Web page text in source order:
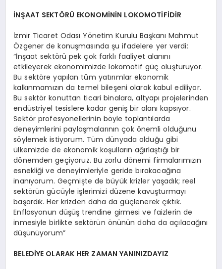
İNŞAAT SEKTÖRÜ EKONOMİNİN LOKOMOTİFİDİR
İzmir Ticaret Odası Yönetim Kurulu Başkanı Mahmut
Özgener de konuşmasında şu ifadelere yer verdi:
“İnşaat sektörü pek çok farklı faaliyet alanını
etkileyerek ekonomimizde lokomotif güç oluşturuyor.
Bu sektöre yapılan tüm yatırımlar ekonomik
kalkınmamızın da temel bileşeni olarak kabul ediliyor.
Bu sektör konuttan ticari binalara, altyapı projelerinden
endüstriyel tesislere kadar geniş bir alanı kapsıyor.
Sektör profesyonellerinin böyle toplantılarda
deneyimlerini paylaşmalarının çok önemli olduğunu
söylemek istiyorum. Tüm dünyada olduğu gibi
ülkemizde de ekonomik koşulların ağırlaştığı bir
dönemden geçiyoruz. Bu zorlu dönemi firmalarımızın
esnekliği ve deneyimleriyle geride bırakacağına
inanıyorum. Geçmişte de büyük krizler yaşadık; reel
sektörün gücüyle işlerimizi düzene kavuşturmayı
başardık. Her krizden daha da güçlenerek çıktık.
Enflasyonun düşüş trendine girmesi ve faizlerin de
inmesiyle birlikte sektörün önünün daha da açılacağını
düşünüyorum”
BELEDİYE OLARAK HER ZAMAN YANINIZDAYIZ